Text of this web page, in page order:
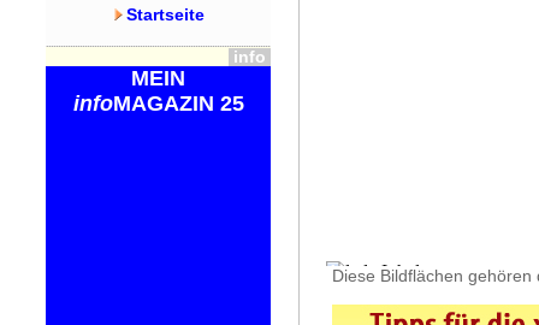
Startseite
info
MEIN
infoMAGAZIN 25
Diese Bildflächen